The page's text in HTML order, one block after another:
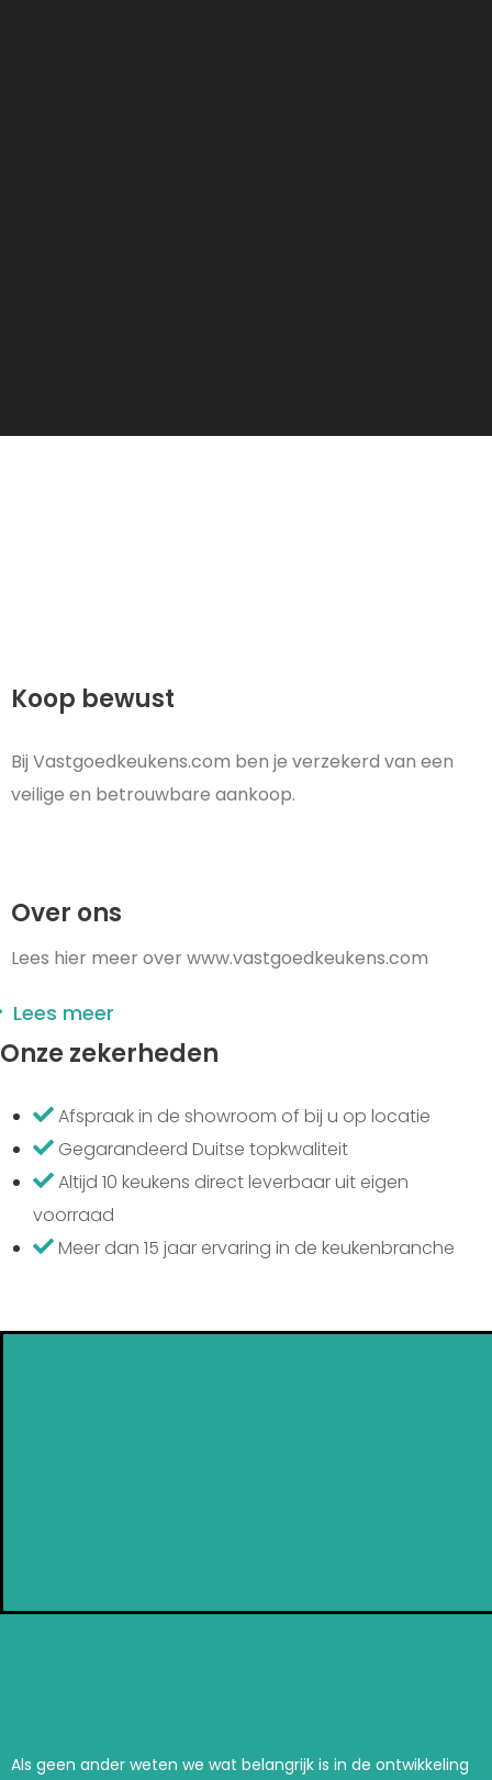
Koop bewust
Bij Vastgoedkeukens.com ben je verzekerd van een
veilige en betrouwbare aankoop.
Over ons
Lees hier meer over www.vastgoedkeukens.com
Lees meer
Onze zekerheden
Afspraak in de showroom of bij u op locatie
Gegarandeerd Duitse topkwaliteit
Altijd 10 keukens direct leverbaar uit eigen
voorraad
Meer dan 15 jaar ervaring in de keukenbranche
Als geen ander weten we wat belangrijk is in de ontwikkeling